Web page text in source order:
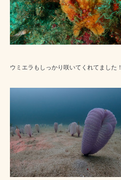
ウミエラもしっかり咲いてくれてました！